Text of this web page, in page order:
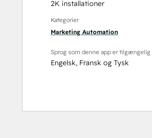
2K installationer
Kategorier
Marketing Automation
Sprog som denne app er tilgængelig
Engelsk, Fransk og Tysk